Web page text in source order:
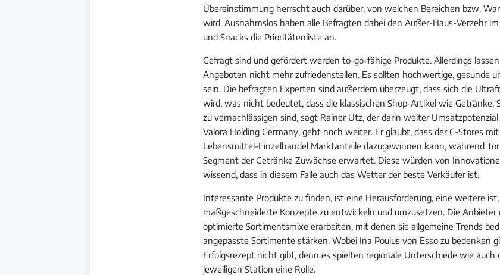
Übereinstimmung herrscht auch darüber, von welchen Bereichen bzw.
wird. Ausnahmslos haben alle Befragten dabei den Außer-Haus-Verzehr
und Snacks die Prioritätenliste an.
Gefragt sind und gefördert werden to-go-fähige Produkte. Allerdings
Angeboten nicht mehr zufriedenstellen. Es sollten hochwertige, gesunde
sein. Die befragten Experten sind außerdem überzeugt, dass sich die
wird, was nicht bedeutet, dass die klassischen Shop-Artikel wie Getränke,
zu vernachlässigen sind, sagt Rainer Utz, der darin weiter Umsatzpotenzial
Valora Holding Germany, geht noch weiter. Er glaubt, dass der C-Stores
Lebensmittel-Einzelhandel Marktanteile dazugewinnen kann, während
Segment der Getränke Zuwächse erwartet. Diese würden von
wissend, dass in diesem Falle auch das Wetter der beste Verkäufer ist.
Interessante Produkte zu finden, ist eine Herausforderung, eine weitere ist,
maßgeschneiderte Konzepte zu entwickeln und umzusetzen. Die Anbieter
optimierte Sortimentsmixe erarbeiten, mit denen sie allgemeine Trends
angepasste Sortimente stärken. Wobei Ina Poulus von Esso zu bedenken
Erfolgsrezept nicht gibt, denn es spielten regionale Unterschiede wie auch
jeweiligen Station eine Rolle.